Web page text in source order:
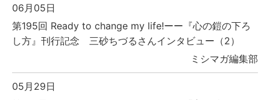
06月05日
第195回 Ready to change my life!ーー『心の鎧の下ろ
し方』刊行記念 三砂ちづるさんインタビュー（2）
ミシマガ編集部
05月29日